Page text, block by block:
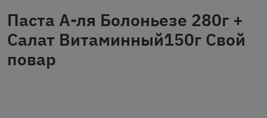
Паста А-ля Болоньезе 280г +
Салат Витаминный150г Свой
повар